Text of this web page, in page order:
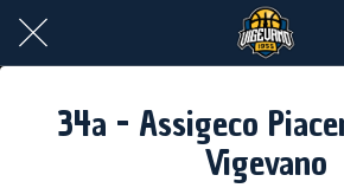
34a - Assigeco
Vigevano